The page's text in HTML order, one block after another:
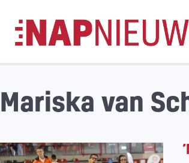
naar
inhoud
Mariska van